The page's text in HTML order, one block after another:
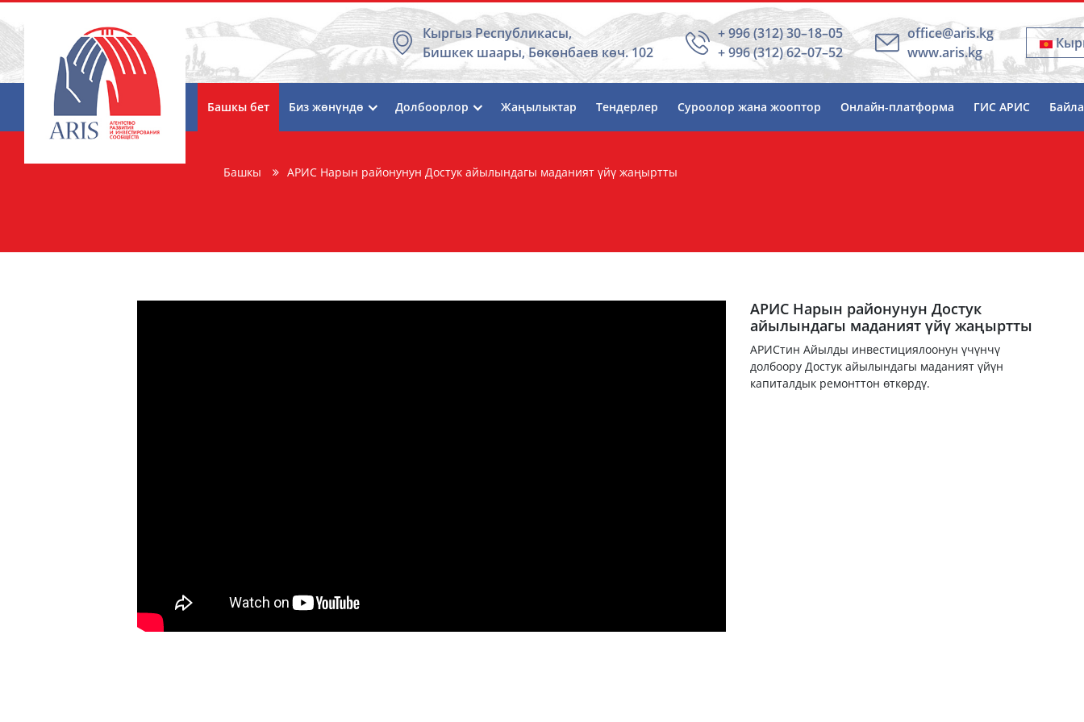
Кыргыз Республикасы,
Бишкек шаары, Бөкөнбаев көч. 102
+ 996 (312) 30–18–05
+ 996 (312) 62–07–52
office@aris.kg
www.aris.kg
Башкы бет Биз жөнүндө Долбоорлор Жаңылыктар Тендерлер Суроолор жана жооптор Онлайн-платформа ГИС АРИС
Башкы АРИС Нарын районунун Достук айылындагы маданият үйү жаңыртты
АРИС Нарын районунун Достук
айылындагы маданият үйү жаңыртты
АРИСтин Айылды инвестициялоонун үчүнчү
долбоору Достук айылындагы маданият үйүн
капиталдык ремонттон өткөрдү.